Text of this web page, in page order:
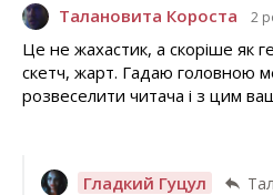
Талановита Короста 2
Це не жахастик, а скоріше як
скетч, жарт. Гадаю головною
розвеселити читача і з цим
Гладкий Гуцул